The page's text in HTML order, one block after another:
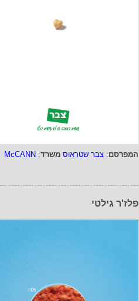
המפרסם: צבר שטראוס משרד:
McCANN
פלז'ר גילטי